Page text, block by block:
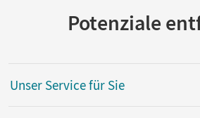
Potenziale
Unser Service für Sie